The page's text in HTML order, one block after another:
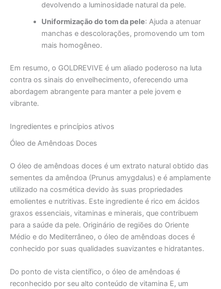
devolvendo a luminosidade natural da pele.
Uniformização do tom da pele: Ajuda a atenuar
manchas e descolorações, promovendo um tom
mais homogêneo.
Em resumo, o GOLDREVIVE é um aliado poderoso na luta
contra os sinais do envelhecimento, oferecendo uma
abordagem abrangente para manter a pele jovem e
vibrante.
Ingredientes e princípios ativos
Óleo de Amêndoas Doces
O óleo de amêndoas doces é um extrato natural obtido das
sementes da amêndoa (Prunus amygdalus) e é amplamente
utilizado na cosmética devido às suas propriedades
emolientes e nutritivas. Este ingrediente é rico em ácidos
graxos essenciais, vitaminas e minerais, que contribuem
para a saúde da pele. Originário de regiões do Oriente
Médio e do Mediterrâneo, o óleo de amêndoas doces é
conhecido por suas qualidades suavizantes e hidratantes.
Do ponto de vista científico, o óleo de amêndoas é
reconhecido por seu alto conteúdo de vitamina E, um